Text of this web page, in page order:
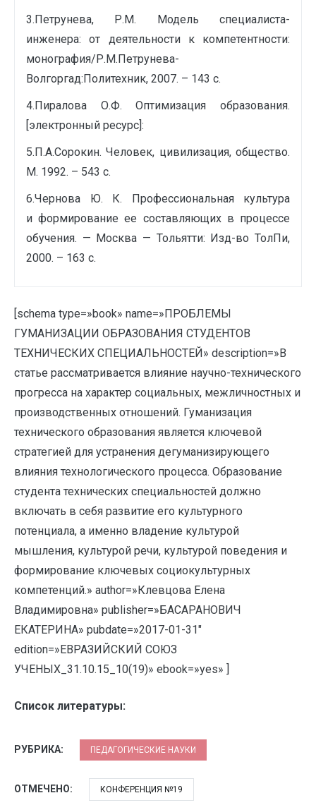
3.Петрунева, Р.М. Модель специалиста-
инженера: от деятельности к компетентности:
монография/Р.М.Петрунева-
Волгоргад:Политехник, 2007. – 143 с.
4.Пиралова О.Ф. Оптимизация образования.
[электронный ресурс]:
5.П.А.Сорокин. Человек, цивилизация, общество.
М. 1992. – 543 с.
6.Чернова Ю. К. Профессиональная культура
и формирование ее составляющих в процессе
обучения. — Москва — Тольятти: Изд-во ТолПи,
2000. – 163 с.
[schema type=»book» name=»ПРОБЛЕМЫ
ГУМАНИЗАЦИИ ОБРАЗОВАНИЯ СТУДЕНТОВ
ТЕХНИЧЕСКИХ СПЕЦИАЛЬНОСТЕЙ» description=»В
статье рассматривается влияние научно-технического
прогресса на характер социальных, межличностных и
производственных отношений. Гуманизация
технического образования является ключевой
стратегией для устранения дегуманизирующего
влияния технологического процесса. Образование
студента технических специальностей должно
включать в себя развитие его культурного
потенциала, а именно владение культурой
мышления, культурой речи, культурой поведения и
формирование ключевых социокультурных
компетенций.» author=»Клевцова Елена
Владимировна» publisher=»БАСАРАНОВИЧ
ЕКАТЕРИНА» pubdate=»2017-01-31″
edition=»ЕВРАЗИЙСКИЙ СОЮЗ
УЧЕНЫХ_31.10.15_10(19)» ebook=»yes» ]
Список литературы:
РУБРИКА: ПЕДАГОГИЧЕСКИЕ НАУКИ
ОТМЕЧЕНО: КОНФЕРЕНЦИЯ №19